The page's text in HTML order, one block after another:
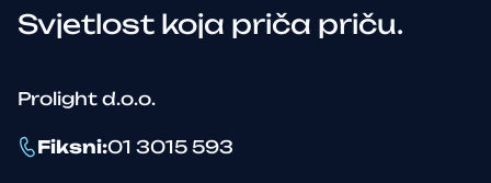
Svjetlost koja priča priču.
Prolight d.o.o.
Fiksni:01 3015 593